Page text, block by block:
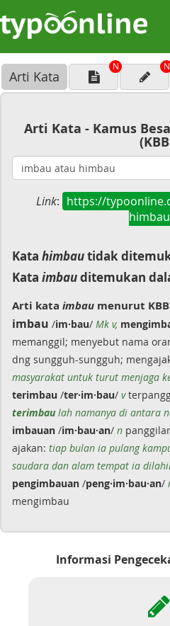
Arti Kata
N N
Arti Kata - Kamus
Link: https://
himbau
Kata himbautidak
Kata imbauditemukan
Arti kata imbau menurut
imbau /im·bau/ Mk v,
memanggil; menyebut nama
dng sungguh-sungguh;
masyarakat untuk turut menjaga
terimbau /ter·im·bau/ v
terimbau lah namanya di antara
imbauan /im·bau·an/ n
ajakan: tiap bulan ia pulang
saudara dan alam tempat ia
pengimbauan /peng·im·bau·an/
mengimbau
Informasi